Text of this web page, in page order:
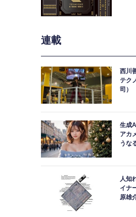
楽天モバイルの国際ロ
連載
西川
テク
司）
生成
アカ
うな
人知
イナ
原雄